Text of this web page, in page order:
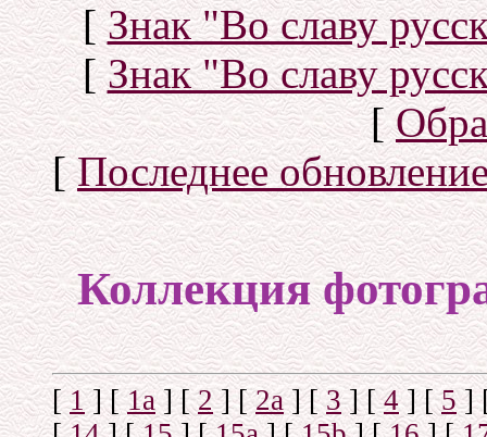
[Знак "Во славу
[Знак "Во славу
[
[Последнее
Коллекция
[1] [1а] [2] [2а] [3] [4] [5]